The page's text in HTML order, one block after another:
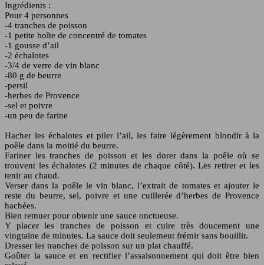
Ingrédients :
Pour 4 personnes
-4 tranches de poisson
-1 petite boîte de concentré de tomates
-1 gousse d’ail
-2 échalotes
-3/4 de verre de vin blanc
-80 g de beurre
-persil
-herbes de Provence
-sel et poivre
-un peu de farine
Hacher les échalotes et piler l’ail, les faire légèrement blondir à la
poêle dans la moitié du beurre.
Fariner les tranches de poisson et les dorer dans la poêle où se
trouvent les échalotes (2 minutes de chaque côté). Les retirer et les
tenir au chaud.
Verser dans la poêle le vin blanc, l’extrait de tomates et ajouter le
reste du beurre, sel, poivre et une cuillerée d’herbes de Provence
hachées.
Bien remuer pour obtenir une sauce onctueuse.
Y placer les tranches de poisson et cuire très doucement une
vingtaine de minutes. La sauce doit seulement frémir sans bouillir.
Dresser les tranches de poisson sur un plat chauffé.
Goûter la sauce et en rectifier l’assaisonnement qui doit être bien